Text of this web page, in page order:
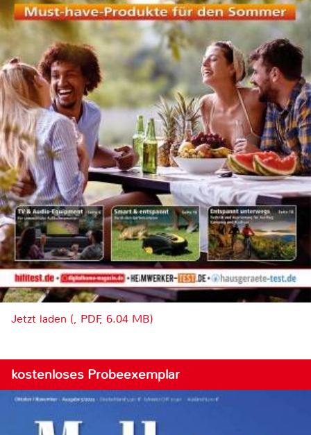
Jetzt laden (, PDF, 6.04 MB)
kostenloses Probeexemplar